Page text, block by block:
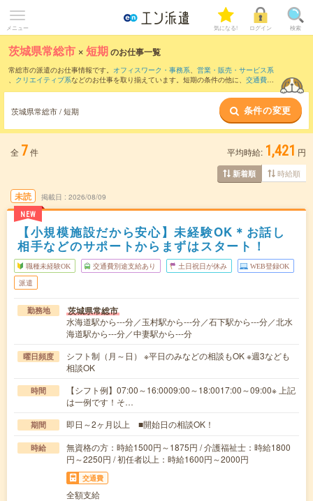
メニュー 気になる! ログイン 検索
茨城県常総市 ×短期のお仕事一覧
常総市の派遣のお仕事情報です。 オフィスワーク・事務系、 営業・販売・サービス系
、 クリエイティブ系などのお仕事を取り揃えています。短期の条件の他に、 交通費別
茨城県常総市 / 短期 条件の変更
全 7件 平均時給: 1,421 円
新着順 時給順
未読
NEW
掲載日 2026/08/09
【小規模施設だから安心】未経験OK＊お話し
相手などのサポートからまずはスタート！
職種未経験OK 交通費別途支給あり 土日祝日が休み WEB登録OK
派遣
勤務地 茨城県常総市
水海道駅から---分／玉村駅から---分／石下駅から---分／北水
海道駅から---分／中妻駅から---分
曜日頻度
シフト制（月～日） ※平日のみなどの相談もOK ※週3なども
相談OK
時間
【シフト例】07:00～16:0009:00～18:0017:00～09:00※ 上記
は一例です！そ…
期間 即日～2ヶ月以上 ■開始日の相談OK！
時給
無資格の方：時給1500円～1875円 / 介護福祉士：時給1800
円～2250円 / 初任者以上：時給1600円～2000円
交通費
全額支給